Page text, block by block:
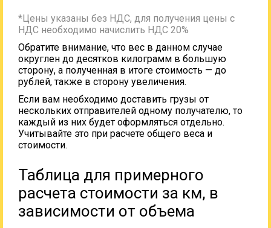
*Цены указаны без НДС, для получения цены с
НДС необходимо начислить НДС 20%
Обратите внимание, что вес в данном случае
округлен до десятков килограмм в большую
сторону, а полученная в итоге стоимость — до
рублей, также в сторону увеличения.
Если вам необходимо доставить грузы от
нескольких отправителей одному получателю, то
каждый из них будет оформляться отдельно.
Учитывайте это при расчете общего веса и
стоимости.
Таблица для примерного
расчета стоимости за км, в
зависимости от объема